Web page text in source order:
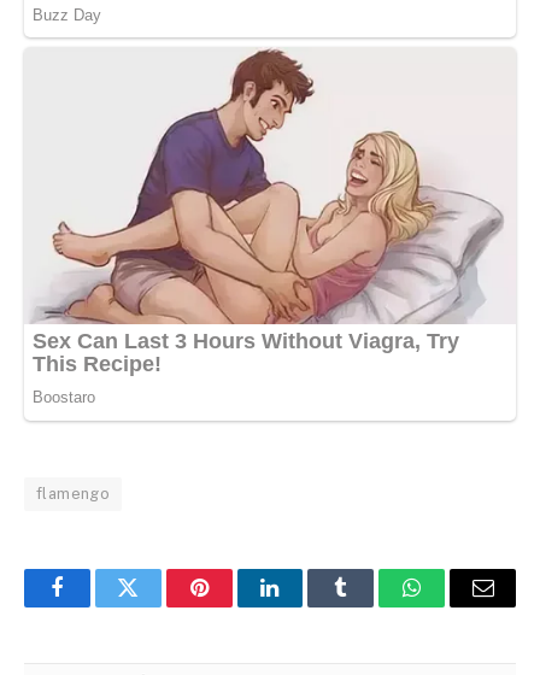
flamengo
FacebookTwitter PinterestLinkedInTumblr WhatsAppEmail